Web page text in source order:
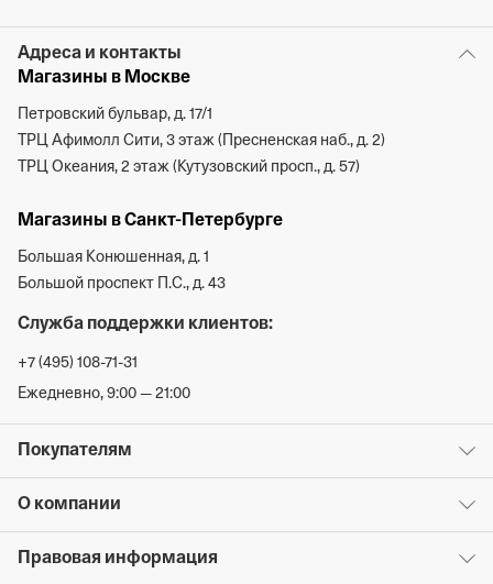
Адреса и контакты
Магазины в Москве
Петровский бульвар, д. 17/1
ТРЦ Афимолл Сити, 3 этаж (Пресненская наб., д. 2)
ТРЦ Океания, 2 этаж (Кутузовский просп., д. 57)
Магазины в Санкт-Петербурге
Большая Конюшенная, д. 1
Большой проспект П.С., д. 43
Служба поддержки клиентов:
+7 (495) 108-71-31
Ежедневно, 9:00 — 21:00
Покупателям
О компании
Правовая информация